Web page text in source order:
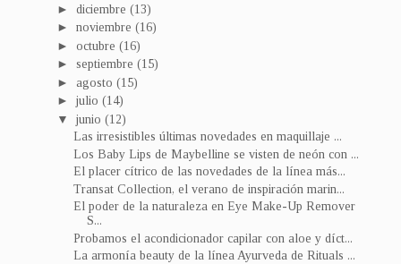
►diciembre(13)
►noviembre(16)
►octubre(16)
►septiembre(15)
►agosto(15)
►julio(14)
▼junio(12)
Las irresistibles últimas novedades en maquillaje ...
Los Baby Lips de Maybelline se visten de neón con ...
El placer cítrico de las novedades de la línea más...
Transat Collection, el verano de inspiración marin...
El poder de la naturaleza en Eye Make-Up Remover
S...
Probamos el acondicionador capilar con aloe y díct...
La armonía beauty de la línea Ayurveda de Rituals ...